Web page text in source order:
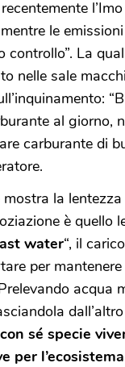
le
controllo”. La
nelle sale
al giorno,
carburante di
la
è quello
water“, il
per
acqua
dall’altro
sé specie
per